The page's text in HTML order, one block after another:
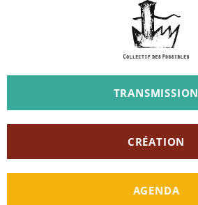
TRANSMISSION
CRÉATION
AGENDA